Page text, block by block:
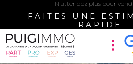
N'attendez plus pour
FAITES UNE
RAPIDE